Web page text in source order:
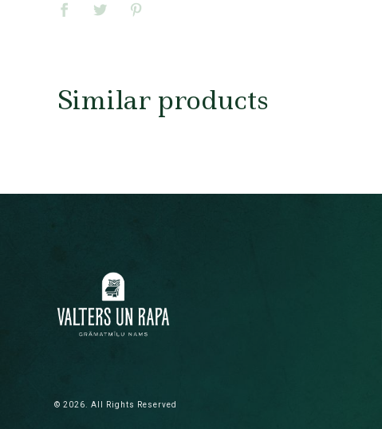
Similar products
© 2026. All Rights Reserved